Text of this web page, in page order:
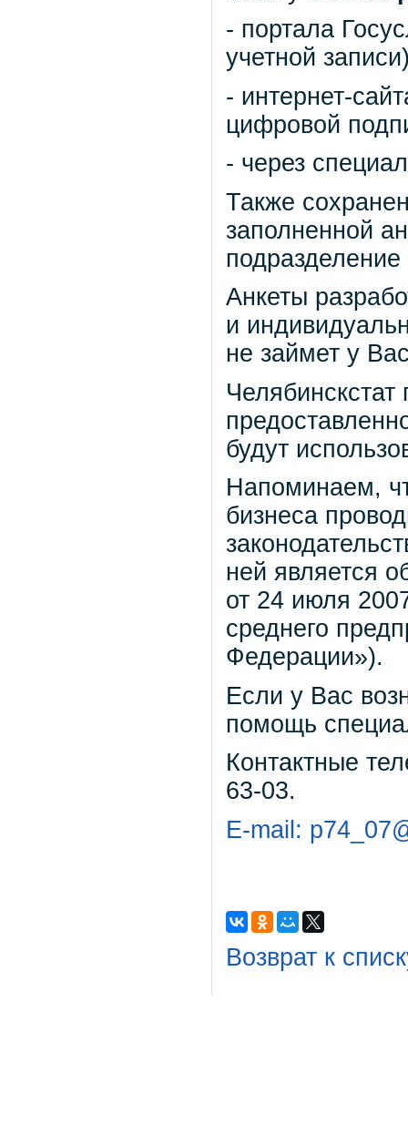
- портала
учетной
- интернет-
цифровой
- через
Также
заполненной
подразделение
Анкеты
и
не займет у
Челябинскстат
будут
Напоминаем,
бизнеса
ней является
от 24 июля
среднего
Федерации»).
Если у Вас
помощь
Контактные
63-03.
E-mail:
Возврат к